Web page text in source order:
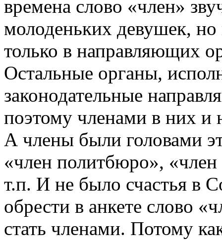
времена слово «член»
молоденьких девушек,
только в направляющих
Остальные органы,
законодательные
поэтому членами в них и
А члены были головами
«член политбюро»,
т.п. И не было счастья в
обрести в анкете слово
стать членами. Потому